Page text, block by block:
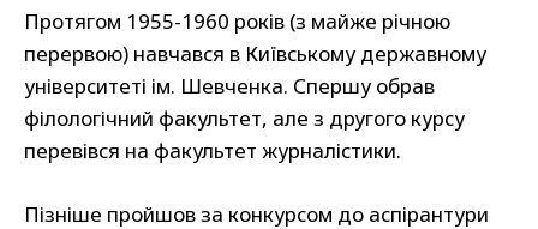
Протягом 1955-1960 років (з майже річною
перервою) навчався в Київському державному
університеті ім. Шевченка. Спершу обрав
філологічний факультет, але з другого курсу
перевівся на факультет журналістики.
Пізніше пройшов за конкурсом до аспірантури